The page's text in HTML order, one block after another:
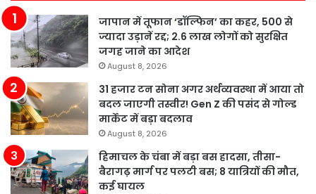
जापान में तूफान ‘डॉल्फिन’ का कहर, 500 से
ज्यादा उड़ानें रद्द; 2.6 लाख लोगों को सुरक्षित
जगह जाने का आदेश
August 8, 2026
31 हजार टन सोना अगर अर्थव्यवस्था में आया तो
बदल जाएगी तस्वीर! Gen Z की पसंद से गोल्ड
मार्केट में बड़ा बदलाव
August 8, 2026
हिमाचल के चंबा में बड़ा बस हादसा, तीसा-
बैरागढ़ मार्ग पर पलटी बस; 8 यात्रियों की मौत,
कई घायल